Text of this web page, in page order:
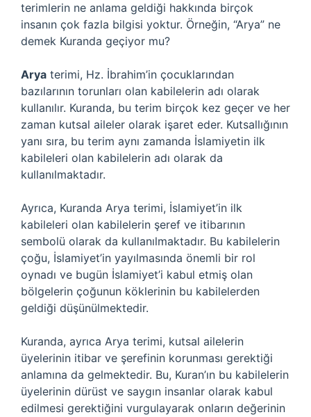
terimlerin ne anlama geldiği hakkında birçok
insanın çok fazla bilgisi yoktur. Örneğin, “Arya” ne
demek Kuranda geçiyor mu?
Arya terimi, Hz. İbrahim’in çocuklarından
bazılarının torunları olan kabilelerin adı olarak
kullanılır. Kuranda, bu terim birçok kez geçer ve her
zaman kutsal aileler olarak işaret eder. Kutsallığının
yanı sıra, bu terim aynı zamanda İslamiyetin ilk
kabileleri olan kabilelerin adı olarak da
kullanılmaktadır.
Ayrıca, Kuranda Arya terimi, İslamiyet’in ilk
kabileleri olan kabilelerin şeref ve itibarının
sembolü olarak da kullanılmaktadır. Bu kabilelerin
çoğu, İslamiyet’in yayılmasında önemli bir rol
oynadı ve bugün İslamiyet’i kabul etmiş olan
bölgelerin çoğunun köklerinin bu kabilelerden
geldiği düşünülmektedir.
Kuranda, ayrıca Arya terimi, kutsal ailelerin
üyelerinin itibar ve şerefinin korunması gerektiği
anlamına da gelmektedir. Bu, Kuran’ın bu kabilelerin
üyelerinin dürüst ve saygın insanlar olarak kabul
edilmesi gerektiğini vurgulayarak onların değerinin